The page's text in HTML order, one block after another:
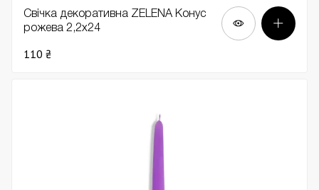
Свічка декоративна ZELENA Конус
рожева 2,2х24
110 ₴